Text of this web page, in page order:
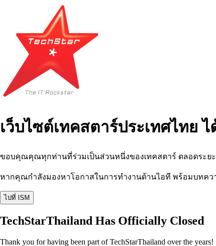
เว็บไซต์เทคสตาร์ประเทศไทย
ขอบคุณคุณทุกท่านที่ร่วมเป็นส่วนหนึ่งของเทคสตาร์ ตลอดระยะ
หากคุณกำลังมองหาโอกาสในการทำงานด้านไอที พร้อมบทคว
ไปที่ ISM
TechStarThailand Has Officially Closed
Thank you for having been part of TechStarThailand over the years!